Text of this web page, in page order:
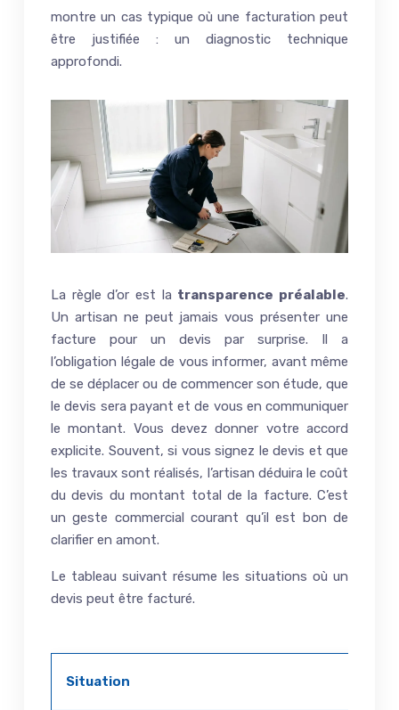
montre un cas typique où une facturation peut
être justifiée : un diagnostic technique
approfondi.
La règle d’or est la transparence préalable.
Un artisan ne peut jamais vous présenter une
facture pour un devis par surprise. Il a
l’obligation légale de vous informer, avant même
de se déplacer ou de commencer son étude, que
le devis sera payant et de vous en communiquer
le montant. Vous devez donner votre accord
explicite. Souvent, si vous signez le devis et que
les travaux sont réalisés, l’artisan déduira le coût
du devis du montant total de la facture. C’est
un geste commercial courant qu’il est bon de
clarifier en amont.
Le tableau suivant résume les situations où un
devis peut être facturé.
Situation